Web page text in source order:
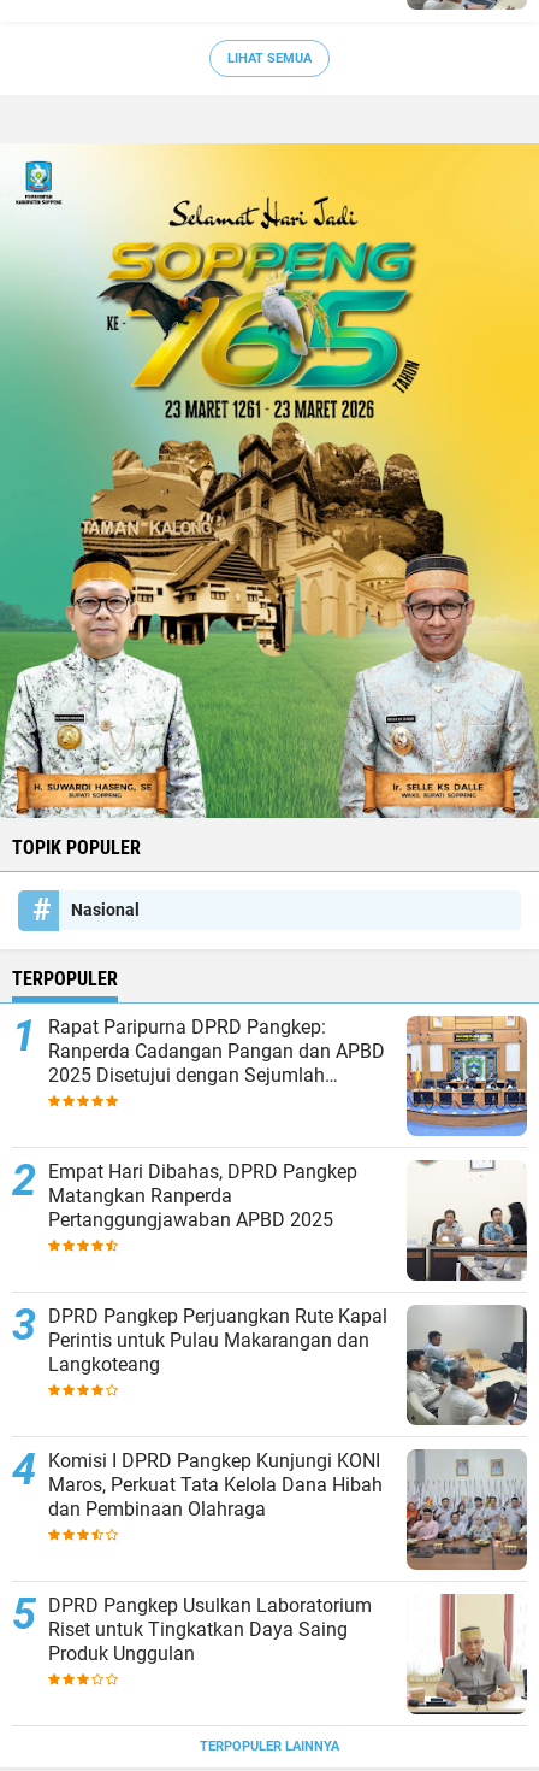
LIHAT SEMUA
TOPIK POPULER
Nasional
TERPOPULER
Rapat Paripurna DPRD Pangkep:
Ranperda Cadangan Pangan dan APBD
2025 Disetujui dengan Sejumlah
Catatan
Empat Hari Dibahas, DPRD Pangkep
Matangkan Ranperda
Pertanggungjawaban APBD 2025
DPRD Pangkep Perjuangkan Rute Kapal
Perintis untuk Pulau Makarangan dan
Langkoteang
Komisi I DPRD Pangkep Kunjungi KONI
Maros, Perkuat Tata Kelola Dana Hibah
dan Pembinaan Olahraga
DPRD Pangkep Usulkan Laboratorium
Riset untuk Tingkatkan Daya Saing
Produk Unggulan
TERPOPULER LAINNYA